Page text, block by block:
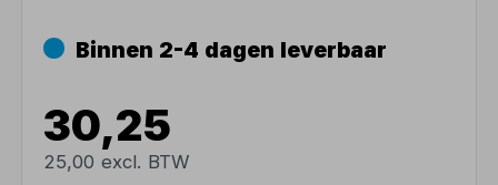
Binnen 2-4 dagen leverbaar
30,25
25,00 excl. BTW